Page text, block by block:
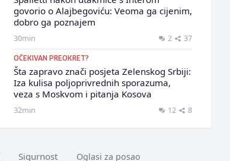
govorio o Alajbegoviću: Veoma ga cijenim,
dobro ga poznajem
30min 2 37
OČEKIVAN PREOKRET?
Šta zapravo znači posjeta Zelenskog Srbiji:
Iza kulisa poljoprivrednih sporazuma,
veza s Moskvom i pitanja Kosova
32min 12 8
Sigurnost Oglasi za posao